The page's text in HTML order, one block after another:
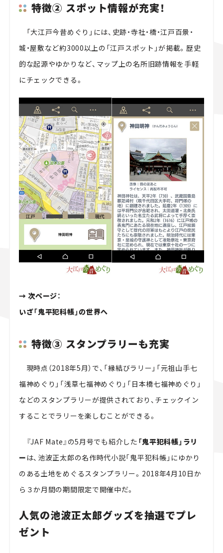
特徴② スポット情報が充実！
「大江戸今昔めぐり」には、史跡・寺社・橋・江戸百景・
城・屋敷など約3000以上の「江戸スポット」が掲載。歴史
的な起源やゆかりなど、マップ上の名所旧跡情報を手軽
にチェックできる。
→ 次ページ：
いざ「鬼平犯科帳」の世界へ
特徴③ スタンプラリーも充実
現時点（2018年5月）で、「縁結びラリー」「元祖山手七
福神めぐり」「浅草七福神めぐり」「日本橋七福神めぐり」
などのスタンプラリーが提供されており、チェックイン
することでラリーを楽しむことができる。
『JAF Mate』の5月号でも紹介した 「鬼平犯科帳」ラリ
ー は、池波正太郎の名作時代小説「鬼平犯科帳」にゆかり
のある土地をめぐるスタンプラリー。2018年4月10日か
ら３か月間の期間限定で開催中だ。
人気の池波正太郎グッズを抽選でプレ
ゼント